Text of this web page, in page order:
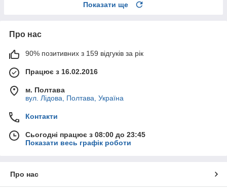
Показати ще
Про нас
90% позитивних з 159 відгуків за рік
Працює з 16.02.2016
м. Полтава
вул. Лідова, Полтава, Україна
Контакти
Сьогодні працює з 08:00 до 23:45
Показати весь графік роботи
Про нас